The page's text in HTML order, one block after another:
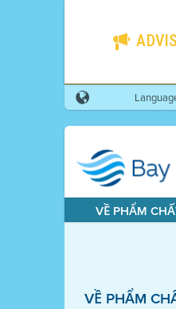
VỀ PHẨM
VỀ PHẨM